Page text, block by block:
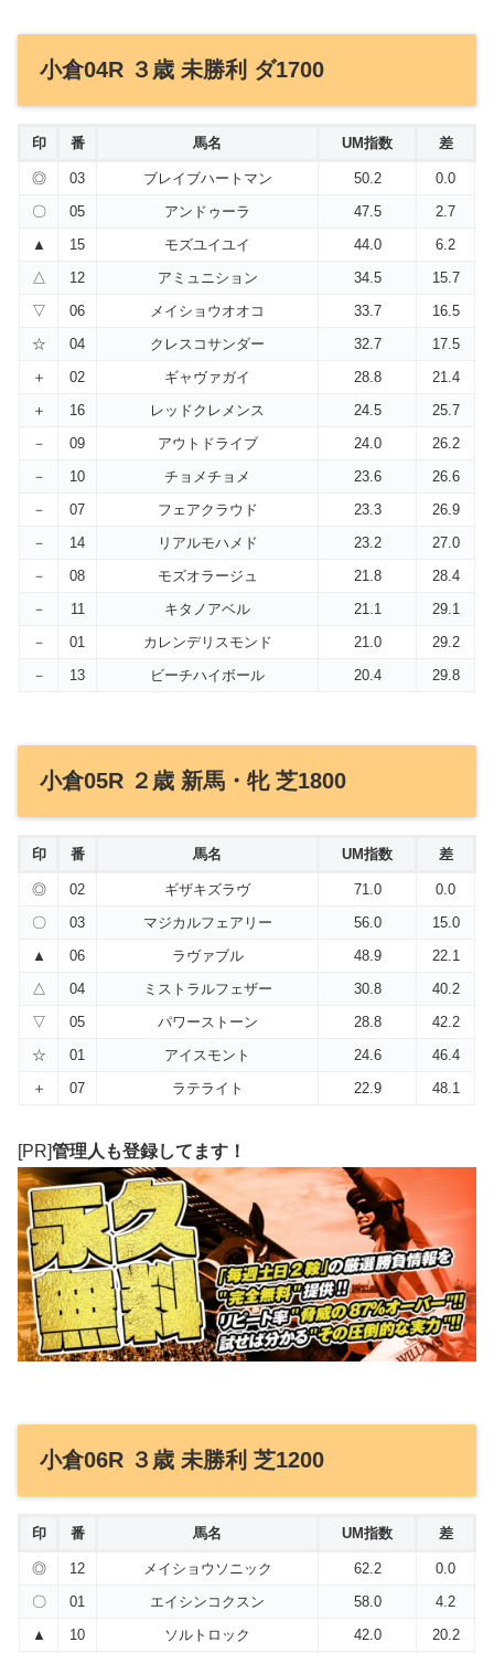
小倉04R ３歳 未勝利 ダ1700
印 番 馬名 UM指数 差
◎ 03 ブレイブハートマン 50.2
0.0
〇
05 アンドゥーラ 47.5
2.7
▲
15 モズユイユイ 44.0
6.2
△
12 アミュニション 34.5
15.7
▽
06 メイショウオオコ 33.7
16.5
☆
04 クレスコサンダー 32.7
17.5
＋
02 ギャヴァガイ 28.8
21.4
＋
16 レッドクレメンス 24.5
25.7
－
09 アウトドライブ 24.0
26.2
－
10 チョメチョメ 23.6
26.6
－
07 フェアクラウド 23.3
26.9
－
14 リアルモハメド 23.2
27.0
－
08 モズオラージュ 21.8
28.4
－
11 キタノアベル 21.1
29.1
－
01 カレンデリスモンド 21.0
29.2
－
13 ビーチハイボール 20.4 29.8
小倉05R ２歳 新馬・牝 芝1800
印 番 馬名 UM指数 差
◎ 02 ギザキズラヴ 71.0
0.0
〇
03 マジカルフェアリー 56.0
15.0
▲
06 ラヴァブル 48.9
22.1
△
04 ミストラルフェザー 30.8
40.2
▽
05 パワーストーン 28.8
42.2
☆
01 アイスモント 24.6
46.4
＋
07 ラテライト 22.9 48.1
[PR]管理人も登録してます！
小倉06R ３歳 未勝利 芝1200
印 番 馬名 UM指数 差
◎ 12 メイショウソニック 62.2
0.0
〇
01 エイシンコクスン 58.0
4.2
▲
10 ソルトロック 42.0
20.2